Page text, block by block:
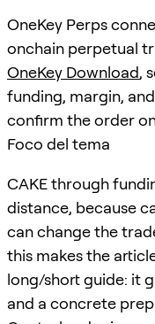
OneKey Perps
onchain perpetual
OneKey Download,
funding, margin,
confirm the order
Foco del tema
CAKE through
distance, because
can change the
this makes the
long/short guide: it
and a concrete